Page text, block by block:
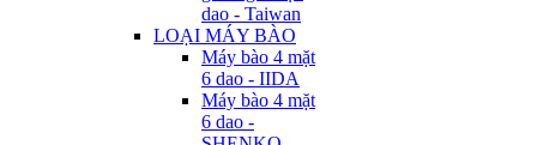
dao - Taiwan
LOẠI MÁY BÀO
Máy bào 4 mặt
6 dao - IIDA
Máy bào 4 mặt
6 dao -